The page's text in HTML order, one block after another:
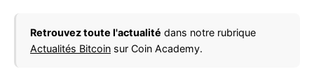
Retrouvez toute l'actualité dans notre rubrique
Actualités Bitcoin sur Coin Academy.